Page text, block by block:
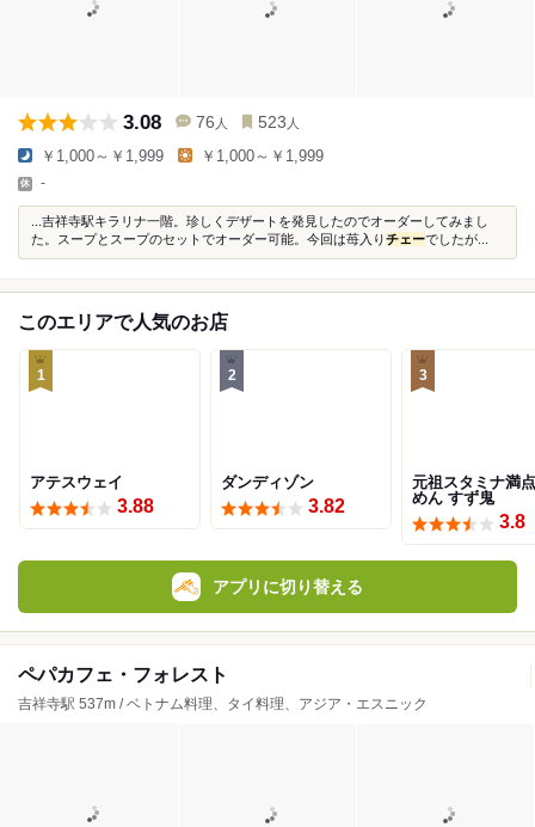
3.08 76 人 523 人
￥1,000～￥1,999 ￥1,000～￥1,999
-
...吉祥寺駅キラリナ一階。珍しくデザートを発見したのでオーダーしてみまし
た。スープとスープのセットでオーダー可能。今回は苺入りチェーでしたが...
このエリアで人気のお店
1
アテスウェイ
3.88
2
ダンディゾン
3.82
3
元祖スタミナ満
めん すず鬼
3.8
アプリに切り替える
ペパカフェ・フォレスト
吉祥寺駅 537m / ベトナム料理、タイ料理、アジア・エスニック